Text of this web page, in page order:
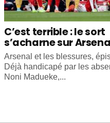
C’est terrible : le sort
s’acharne sur
Arsenal et les blessures,
Déjà handicapé par les
Noni Madueke,...